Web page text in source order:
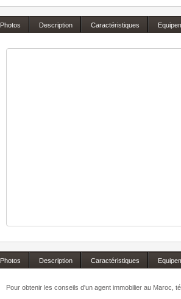
Photos Description Caractéristiques
Photos Description Caractéristiques
Pour obtenir les conseils d'un agent immobilier au Maroc,